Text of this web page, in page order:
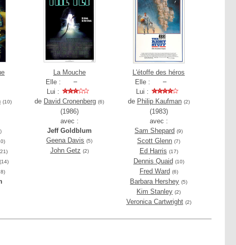
(10)
(14)
La Mouche
Elle :
Lui :
de David Cronenberg (6)
(1986)
avec :
Jeff Goldblum
Geena Davis (5)
John Getz (2)
L'étoffe des héros
Elle :
Lui :
de Philip Kaufman (2)
(1983)
avec :
Sam Shepard (9)
Scott Glenn (7)
Ed Harris (17)
Dennis Quaid (10)
Fred Ward (6)
Barbara Hershey (5)
Kim Stanley (2)
Veronica Cartwright (2)